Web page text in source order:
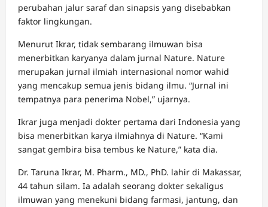
perubahan jalur saraf dan sinapsis yang disebabkan
faktor lingkungan.
Menurut Ikrar, tidak sembarang ilmuwan bisa
menerbitkan karyanya dalam jurnal Nature. Nature
merupakan jurnal ilmiah internasional nomor wahid
yang mencakup semua jenis bidang ilmu. “Jurnal ini
tempatnya para penerima Nobel,” ujarnya.
Ikrar juga menjadi dokter pertama dari Indonesia yang
bisa menerbitkan karya ilmiahnya di Nature. “Kami
sangat gembira bisa tembus ke Nature,” kata dia.
Dr. Taruna Ikrar, M. Pharm., MD., PhD. lahir di Makassar,
44 tahun silam. Ia adalah seorang dokter sekaligus
ilmuwan yang menekuni bidang farmasi, jantung, dan